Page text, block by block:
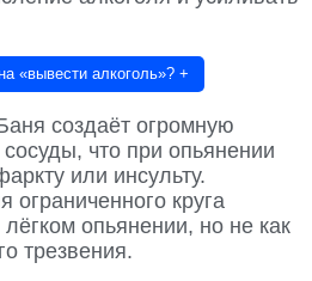
«вывести алкоголь»? +
создаёт огромную
что при опьянении
или инсульту.
ограниченного круга
опьянении, но не как
трезвения.